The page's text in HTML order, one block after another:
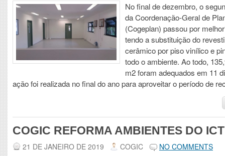
No final de dezembro, o
da Coordenação-Geral de
(Cogeplan) passou por
tendo a substituição do
cerâmico por piso vinílico e
todo o ambiente. Ao todo,
m2 foram adequados em 11
ação foi realizada no final do ano para aproveitar o período de
COGIC REFORMA AMBIENTES DO
21 DE JANEIRO DE 2019 COGIC NO COMMENTS